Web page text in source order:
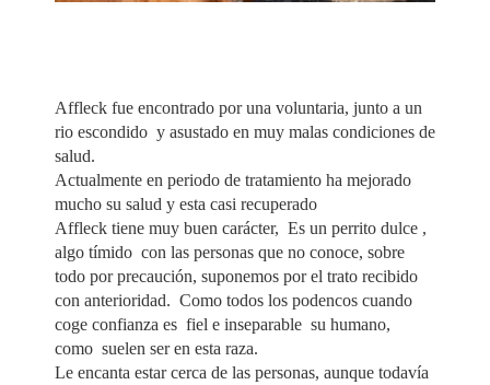
Affleck fue encontrado por una voluntaria, junto a un
rio escondido y asustado en muy malas condiciones de
salud.
Actualmente en periodo de tratamiento ha mejorado
mucho su salud y esta casi recuperado
Affleck tiene muy buen carácter, Es un perrito dulce ,
algo tímido con las personas que no conoce, sobre
todo por precaución, suponemos por el trato recibido
con anterioridad. Como todos los podencos cuando
coge confianza es fiel e inseparable su humano,
como suelen ser en esta raza.
Le encanta estar cerca de las personas, aunque todavía